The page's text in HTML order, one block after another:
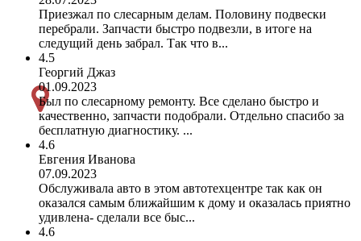
Приезжал по слесарным делам. Половину подвески
перебрали. Запчасти быстро подвезли, в итоге на
следущий день забрал. Так что в...
4.5
Георгий Джаз
01.09.2023
Был по слесарному ремонту. Все сделано быстро и
качественно, запчасти подобрали. Отдельно спасибо за
бесплатную диагностику. ...
4.6
Евгения Иванова
07.09.2023
Обслуживала авто в этом автотехцентре так как он
оказался самым ближайшим к дому и оказалась приятно
удивлена- сделали все быс...
4.6